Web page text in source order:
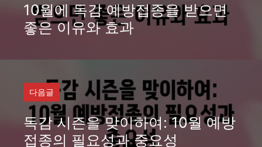
10월에 독감 예방접종을 받으면
좋은 이유와 효과
다음글
독감 시즌을 맞이하여: 10월 예방
접종의 필요성과 중요성